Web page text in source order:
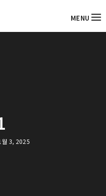
MENU
월 3, 2025